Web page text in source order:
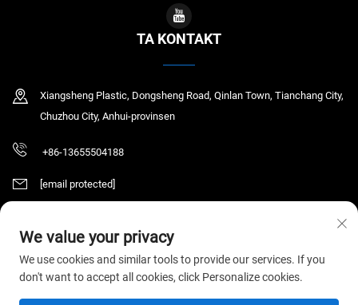
TA KONTAKT
Xiangsheng Plastic, Dongsheng Road, Qinlan Town, Tianchang City,
Chuzhou City, Anhui-provinsen
+86-13655504188
[email protected]
Copyright © 2025 Tianchang Chaochen Electronic Technology Co., LTD. Alle
rettigheter reservert. Personvernerklæring
We value your privacy
We use cookies and similar tools to provide our services. If you
don't want to accept all cookies, click Personalize cookies.